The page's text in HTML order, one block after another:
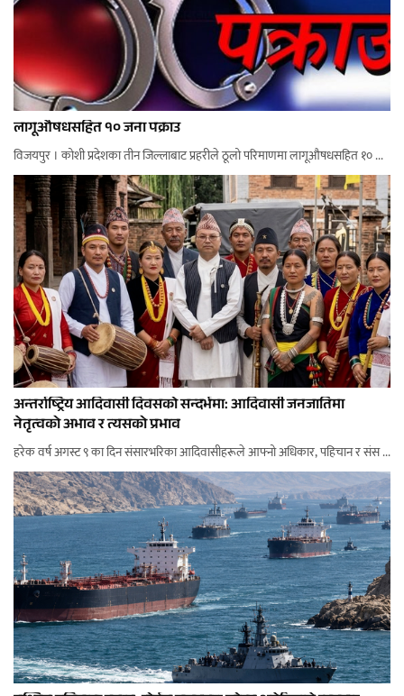
लागूऔषधसहित १० जना पक्राउ
विजयपुर । कोशी प्रदेशका तीन जिल्लाबाट प्रहरीले ठूलो परिमाणमा लागूऔषधसहित १० ...
अन्तर्राष्ट्रिय आदिवासी दिवसको सन्दर्भमा: आदिवासी जनजातिमा
नेतृत्वको अभाव र त्यसको प्रभाव
हरेक वर्ष अगस्ट ९ का दिन संसारभरिका आदिवासीहरूले आफ्नो अधिकार, पहिचान र संस ...